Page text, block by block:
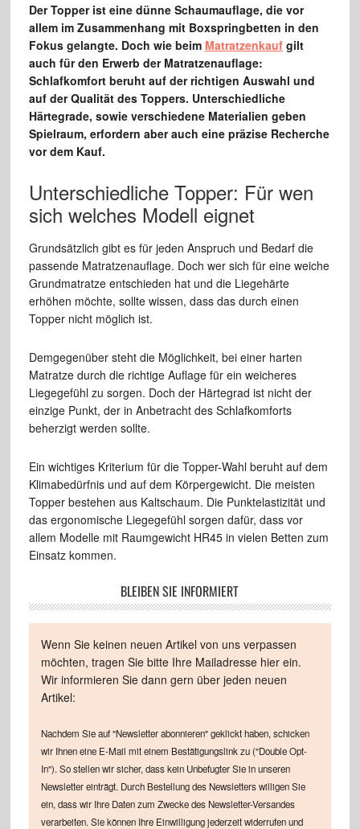
Der Topper ist eine dünne Schaumauflage, die vor
allem im Zusammenhang mit Boxspringbetten in den
Fokus gelangte. Doch wie beim Matratzenkaufgilt
auch für den Erwerb der Matratzenauflage:
Schlafkomfort beruht auf der richtigen Auswahl und
auf der Qualität des Toppers. Unterschiedliche
Härtegrade, sowie verschiedene Materialien geben
Spielraum, erfordern aber auch eine präzise Recherche
vor dem Kauf.
Unterschiedliche Topper: Für wen
sich welches Modell eignet
Grundsätzlich gibt es für jeden Anspruch und Bedarf die
passende Matratzenauflage. Doch wer sich für eine weiche
Grundmatratze entschieden hat und die Liegehärte
erhöhen möchte, sollte wissen, dass das durch einen
Topper nicht möglich ist.
Demgegenüber steht die Möglichkeit, bei einer harten
Matratze durch die richtige Auflage für ein weicheres
Liegegefühl zu sorgen. Doch der Härtegrad ist nicht der
einzige Punkt, der in Anbetracht des Schlafkomforts
beherzigt werden sollte.
Ein wichtiges Kriterium für die Topper-Wahl beruht auf dem
Klimabedürfnis und auf dem Körpergewicht. Die meisten
Topper bestehen aus Kaltschaum. Die Punktelastizität und
das ergonomische Liegegefühl sorgen dafür, dass vor
allem Modelle mit Raumgewicht HR45 in vielen Betten zum
Einsatz kommen.
BLEIBEN SIE INFORMIERT
Wenn Sie keinen neuen Artikel von uns verpassen
möchten, tragen Sie bitte Ihre Mailadresse hier ein.
Wir informieren Sie dann gern über jeden neuen
Artikel:
Nachdem Sie auf "Newsletter abonnieren" geklickt haben, schicken
wir Ihnen eine E-Mail mit einem Bestätigungslink zu ("Double Opt-
In"). So stellen wir sicher, dass kein Unbefugter Sie in unseren
Newsletter einträgt. Durch Bestellung des Newsletters willigen Sie
ein, dass wir Ihre Daten zum Zwecke des Newsletter-Versandes
verarbeiten. Sie können Ihre Einwilligung jederzeit widerrufen und